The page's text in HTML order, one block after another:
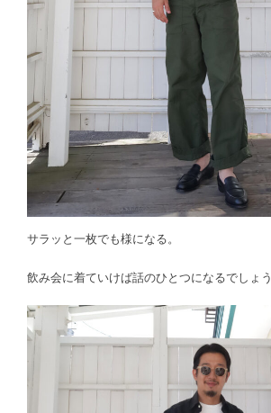
サラッと一枚でも様になる。
飲み会に着ていけば話のひとつになるでしょう